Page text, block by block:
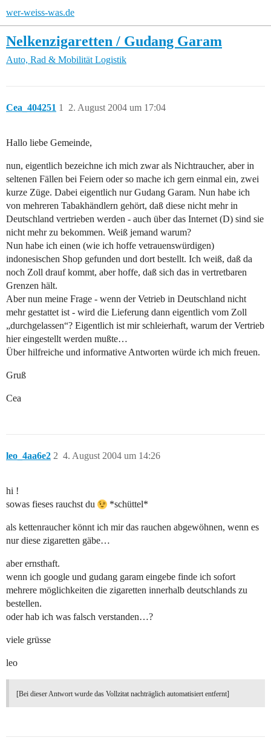
wer-weiss-was.de
Nelkenzigaretten / Gudang Garam
Auto, Rad & Mobilität Logistik
Cea_404251 2. August 2004 um 17:04
1
Hallo liebe Gemeinde,
nun, eigentlich bezeichne ich mich zwar als Nichtraucher, aber in
seltenen Fällen bei Feiern oder so mache ich gern einmal ein, zwei
kurze Züge. Dabei eigentlich nur Gudang Garam. Nun habe ich
von mehreren Tabakhändlern gehört, daß diese nicht mehr in
Deutschland vertrieben werden - auch über das Internet (D) sind sie
nicht mehr zu bekommen. Weiß jemand warum?
Nun habe ich einen (wie ich hoffe vetrauenswürdigen)
indonesischen Shop gefunden und dort bestellt. Ich weiß, daß da
noch Zoll drauf kommt, aber hoffe, daß sich das in vertretbaren
Grenzen hält.
Aber nun meine Frage - wenn der Vetrieb in Deutschland nicht
mehr gestattet ist - wird die Lieferung dann eigentlich vom Zoll
„durchgelassen“? Eigentlich ist mir schleierhaft, warum der Vertrieb
hier eingestellt werden mußte…
Über hilfreiche und informative Antworten würde ich mich freuen.
Gruß
Cea
leo_4aa6e2 4. August 2004 um 14:26
2
hi !
sowas fieses rauchst du
*schüttel*
als kettenraucher könnt ich mir das rauchen abgewöhnen, wenn es
nur diese zigaretten gäbe…
aber ernsthaft.
wenn ich google und gudang garam eingebe finde ich sofort
mehrere möglichkeiten die zigaretten innerhalb deutschlands zu
bestellen.
oder hab ich was falsch verstanden…?
viele grüsse
leo
[Bei dieser Antwort wurde das Vollzitat nachträglich automatisiert entfernt]